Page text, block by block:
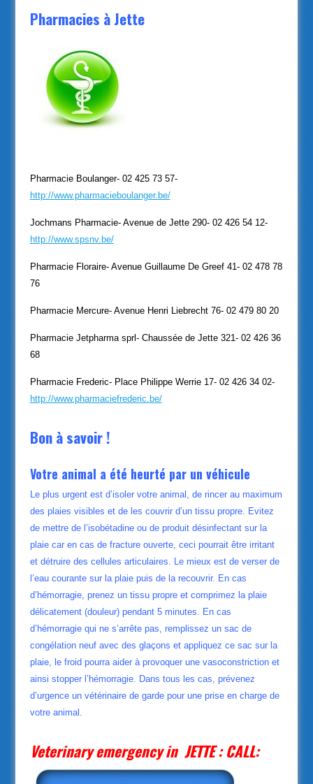
Pharmacies à Jette
Pharmacie Boulanger- 02 425 73 57-
http://www.pharmacieboulanger.be/
Jochmans Pharmacie- Avenue de Jette 290- 02 426 54 12-
http://www.spsnv.be/
Pharmacie Floraire- Avenue Guillaume De Greef 41- 02 478 78
76
Pharmacie Mercure- Avenue Henri Liebrecht 76- 02 479 80 20
Pharmacie Jetpharma sprl- Chaussée de Jette 321- 02 426 36
68
Pharmacie Frederic- Place Philippe Werrie 17- 02 426 34 02-
http://www.pharmaciefrederic.be/
Bon à savoir !
Votre animal a été heurté par un véhicule
Le plus urgent est d’isoler votre animal, de rincer au maximum
des plaies visibles et de les couvrir d’un tissu propre. Evitez
de mettre de l’isobétadine ou de produit désinfectant sur la
plaie car en cas de fracture ouverte, ceci pourrait être irritant
et détruire des cellules articulaires. Le mieux est de verser de
l’eau courante sur la plaie puis de la recouvrir. En cas
d’hémorragie, prenez un tissu propre et comprimez la plaie
délicatement (douleur) pendant 5 minutes. En cas
d’hémorragie qui ne s’arrête pas, remplissez un sac de
congélation neuf avec des glaçons et appliquez ce sac sur la
plaie, le froid pourra aider à provoquer une vasoconstriction et
ainsi stopper l’hémorragie. Dans tous les cas, prévenez
d’urgence un vétérinaire de garde pour une prise en charge de
votre animal.
Veterinary emergency in JETTE : CALL: